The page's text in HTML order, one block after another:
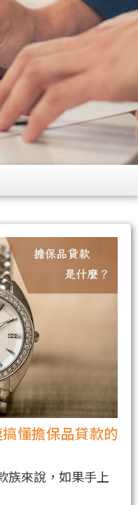
懂擔保品貸款的
族來說，如果手上